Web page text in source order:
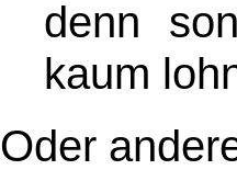
denn
kaum
Oder